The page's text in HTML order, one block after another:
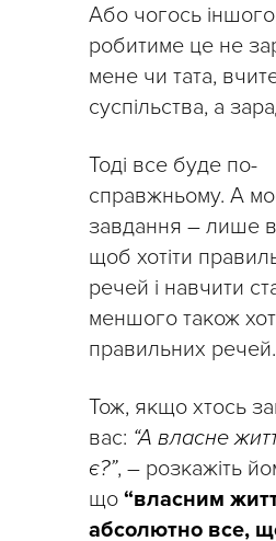
Або чогось іншого,
робитиме це не
мене чи тата,
суспільства, а
Тоді все буде по-
справжньому. А
завдання – лише
щоб хотіти
речей і навчити
меншого також
правильних речей.
Тож, якщо хтось
вас: “А власне
є?”, – розкажіть
що “власним
абсолютно все,